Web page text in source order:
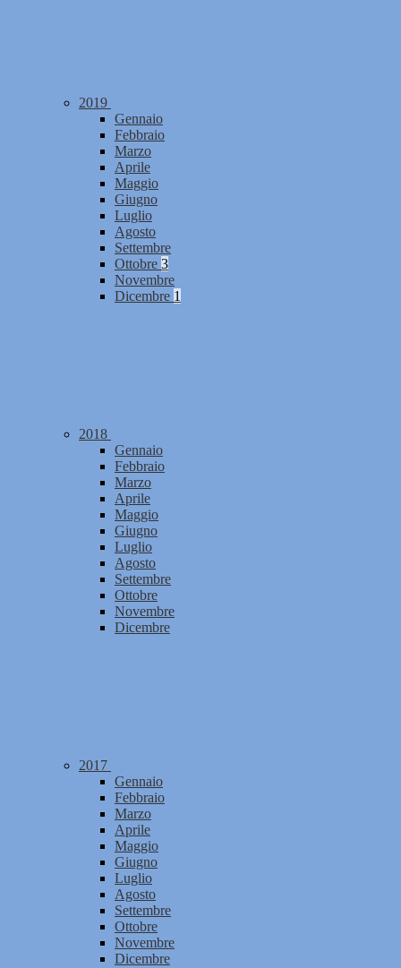
2019
Gennaio
Febbraio
Marzo
Aprile
Maggio
Giugno
Luglio
Agosto
Settembre
Ottobre 3
Novembre
Dicembre 1
2018
Gennaio
Febbraio
Marzo
Aprile
Maggio
Giugno
Luglio
Agosto
Settembre
Ottobre
Novembre
Dicembre
2017
Gennaio
Febbraio
Marzo
Aprile
Maggio
Giugno
Luglio
Agosto
Settembre
Ottobre
Novembre
Dicembre